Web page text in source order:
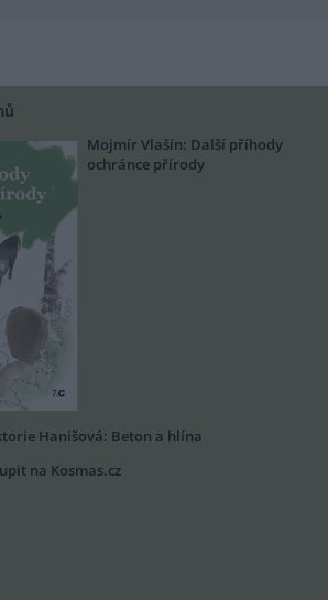
Mojmír Vlašín: Další příhody
ochránce přírody
Hanišová: Beton a hlína
na Kosmas.cz